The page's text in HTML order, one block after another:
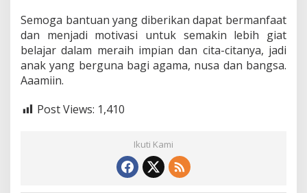
Semoga bantuan yang diberikan dapat bermanfaat
dan menjadi motivasi untuk semakin lebih giat
belajar dalam meraih impian dan cita-citanya, jadi
anak yang berguna bagi agama, nusa dan bangsa.
Aaamiin.
Post Views: 1,410
Ikuti Kami